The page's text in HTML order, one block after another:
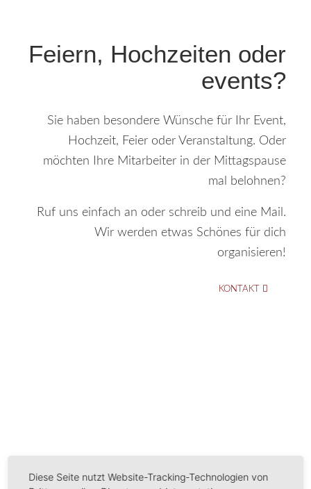
Feiern, Hochzeiten oder
events?
Sie haben besondere Wünsche für Ihr Event,
Hochzeit, Feier oder Veranstaltung. Oder
möchten Ihre Mitarbeiter in der Mittagspause
mal belohnen?
Ruf uns einfach an oder schreib und eine Mail.
Wir werden etwas Schönes für dich
organisieren!
KONTAKT
Diese Seite nutzt Website-Tracking-Technologien von